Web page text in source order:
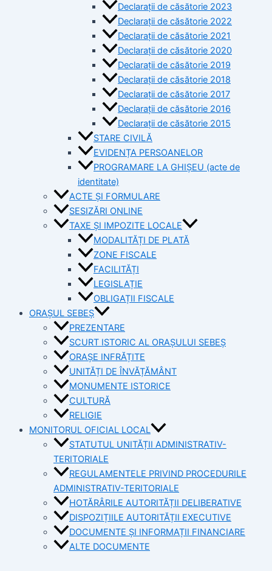
Declarații de căsătorie 2023
Declarații de căsătorie 2022
Declarații de căsătorie 2021
Declarații de căsătorie 2020
Declarații de căsătorie 2019
Declarații de căsătorie 2018
Declarații de căsătorie 2017
Declarații de căsătorie 2016
Declarații de căsătorie 2015
STARE CIVILĂ
EVIDENȚA PERSOANELOR
PROGRAMARE LA GHIȘEU (acte de
identitate)
ACTE ȘI FORMULARE
SESIZĂRI ONLINE
TAXE ȘI IMPOZITE LOCALE
MODALITĂȚI DE PLATĂ
ZONE FISCALE
FACILITĂȚI
LEGISLAȚIE
OBLIGAȚII FISCALE
ORAȘUL SEBEȘ
PREZENTARE
SCURT ISTORIC AL ORAȘULUI SEBEȘ
ORAȘE INFRĂȚITE
UNITĂȚI DE ÎNVĂȚĂMÂNT
MONUMENTE ISTORICE
CULTURĂ
RELIGIE
MONITORUL OFICIAL LOCAL
STATUTUL UNITĂȚII ADMINISTRATIV-
TERITORIALE
REGULAMENTELE PRIVIND PROCEDURILE
ADMINISTRATIV-TERITORIALE
HOTĂRÂRILE AUTORITĂȚII DELIBERATIVE
DISPOZIȚIILE AUTORITĂȚII EXECUTIVE
DOCUMENTE ȘI INFORMAȚII FINANCIARE
ALTE DOCUMENTE